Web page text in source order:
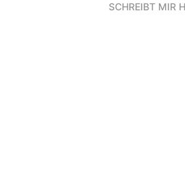
SCHREIBT MIR